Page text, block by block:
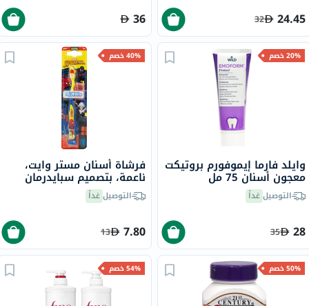
24.45
32
36
20% خصم
وايلد فارما إيموفورم بروتيكت
معجون أسنان 75 مل
التوصيلغداً
28
35
40% خصم
فرشاة أسنان مستر وايت،
ناعمة، بتصميم سبايدرمان
التوصيلغداً
7.80
13
50% خصم 54% خصم